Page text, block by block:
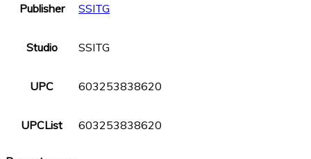
Publisher SSITG
Studio SSITG
UPC 603253838620
UPCList 603253838620